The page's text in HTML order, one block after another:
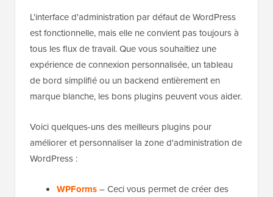
L'interface d'administration par défaut de WordPress
est fonctionnelle, mais elle ne convient pas toujours à
tous les flux de travail. Que vous souhaitiez une
expérience de connexion personnalisée, un tableau
de bord simplifié ou un backend entièrement en
marque blanche, les bons plugins peuvent vous aider.
Voici quelques-uns des meilleurs plugins pour
améliorer et personnaliser la zone d'administration de
WordPress :
WPForms– Ceci vous permet de créer des